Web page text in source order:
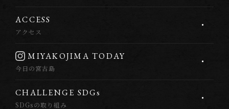
ACCESS
アクセス
MIYAKOJIMA TODAY
今日の宮古島
CHALLENGE SDGs
SDGsの取り組み